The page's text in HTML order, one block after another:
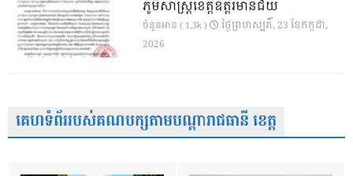
ភូមិសាស្ត្រខេត្តឧត្តរមានជ័យ
ចំនួនអាន ( 1.3k )
ថ្ងៃ​ព្រហស្បតិ៍, 23 ខែ​កក្កដា,
2026
គេហទំព័ររបស់គណបក្សតាមបណ្តារាជធានី ខេត្ត